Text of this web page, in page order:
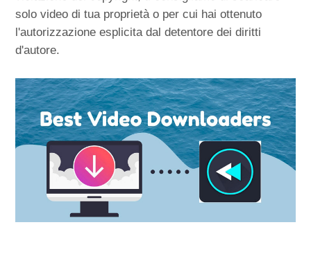
solo video di tua proprietà o per cui hai ottenuto
l'autorizzazione esplicita dal detentore dei diritti
d'autore.